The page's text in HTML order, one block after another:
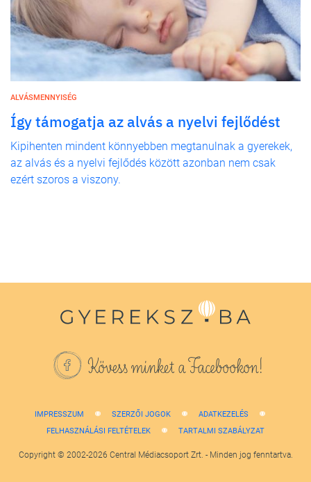
ALVÁSMENNYISÉG
Így támogatja az alvás a nyelvi fejlődést
Kipihenten mindent könnyebben megtanulnak a gyerekek,
az alvás és a nyelvi fejlődés között azonban nem csak
ezért szoros a viszony.
Kövess minket a Facebookon!
IMPRESSZUM SZERZŐI JOGOK
ADATKEZELÉS
FELHASZNÁLÁSI FELTÉTELEK
TARTALMI SZABÁLYZAT
Copyright © 2002-2026 Central Médiacsoport Zrt. - Minden jog fenntartva.